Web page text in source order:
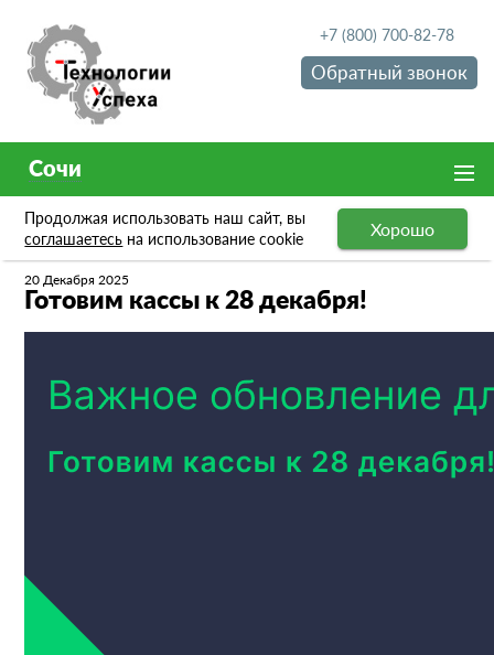
+7 (800) 700-82-78
Обратный звонок
Сочи
Продолжая использовать наш сайт, вы
соглашаетесь на использование cookie Хорошо
Новости Готовим кассы к 28 декабря!
20 Декабря 2025
Готовим кассы к 28 декабря!